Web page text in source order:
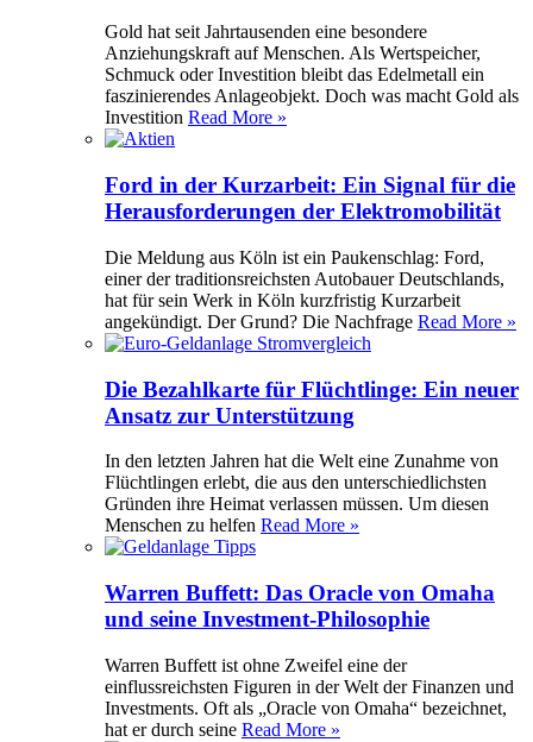
Gold hat seit Jahrtausenden eine besondere
Anziehungskraft auf Menschen. Als Wertspeicher,
Schmuck oder Investition bleibt das Edelmetall ein
faszinierendes Anlageobjekt. Doch was macht Gold als
Investition Read More »
Ford in der Kurzarbeit: Ein Signal für die
Herausforderungen der Elektromobilität
Die Meldung aus Köln ist ein Paukenschlag: Ford,
einer der traditionsreichsten Autobauer Deutschlands,
hat für sein Werk in Köln kurzfristig Kurzarbeit
angekündigt. Der Grund? Die Nachfrage Read More »
Die Bezahlkarte für Flüchtlinge: Ein neuer
Ansatz zur Unterstützung
In den letzten Jahren hat die Welt eine Zunahme von
Flüchtlingen erlebt, die aus den unterschiedlichsten
Gründen ihre Heimat verlassen müssen. Um diesen
Menschen zu helfen Read More »
Warren Buffett: Das Oracle von Omaha
und seine Investment-Philosophie
Warren Buffett ist ohne Zweifel eine der
einflussreichsten Figuren in der Welt der Finanzen und
Investments. Oft als „Oracle von Omaha“ bezeichnet,
hat er durch seine Read More »